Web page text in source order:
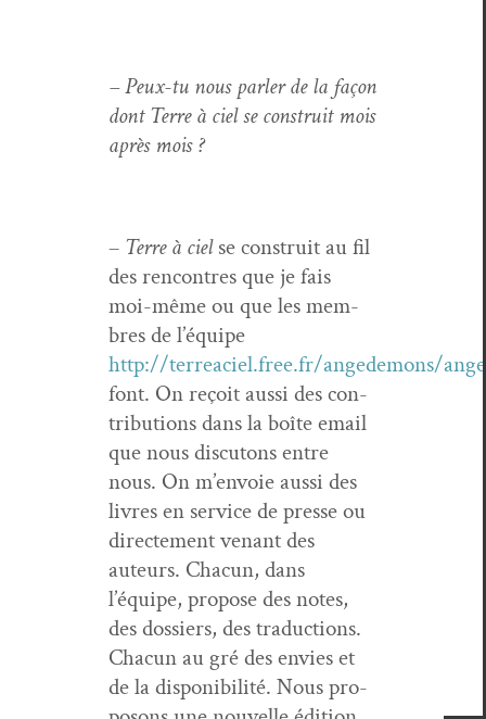
– Peux-tu nous par­ler de la façon
dont Terre à ciel se con­stru­it mois
après mois ?
– Terre à cielse con­stru­it au fil
des ren­con­tres que je fais
moi-même ou que les mem­
bres de l’équipe
http://terreaciel.free.fr/angedemons/
font. On reçoit aus­si des con­
tri­bu­tions dans la boîte email
que nous dis­cu­tons entre
nous. On m’envoie aus­si des
livres en ser­vice de presse ou
directe­ment venant des
auteurs. Cha­cun, dans
l’équipe, pro­pose des notes,
des dossiers, des tra­duc­tions.
Cha­cun au gré des envies et
de la disponi­bil­ité. Nous pro­